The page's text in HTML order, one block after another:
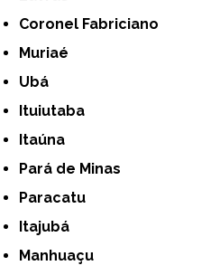
Coronel Fabriciano
Muriaé
Ubá
Ituiutaba
Itaúna
Pará de Minas
Paracatu
Itajubá
Manhuaçu